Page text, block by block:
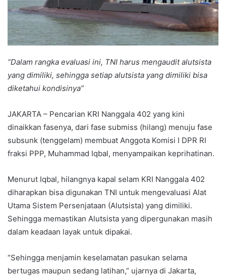
“Dalam rangka evaluasi ini, TNI harus mengaudit alutsista
yang dimiliki, sehingga setiap alutsista yang dimiliki bisa
diketahui kondisinya”
JAKARTA – Pencarian KRI Nanggala 402 yang kini
dinaikkan fasenya, dari fase submiss (hilang) menuju fase
subsunk (tenggelam) membuat Anggota Komisi I DPR RI
fraksi PPP, Muhammad Iqbal, menyampaikan keprihatinan.
Menurut Iqbal, hilangnya kapal selam KRI Nanggala 402
diharapkan bisa digunakan TNI untuk mengevaluasi Alat
Utama Sistem Persenjataan (Alutsista) yang dimiliki.
Sehingga memastikan Alutsista yang dipergunakan masih
dalam keadaan layak untuk dipakai.
“Sehingga menjamin keselamatan pasukan selama
bertugas maupun sedang latihan,” ujarnya di Jakarta,